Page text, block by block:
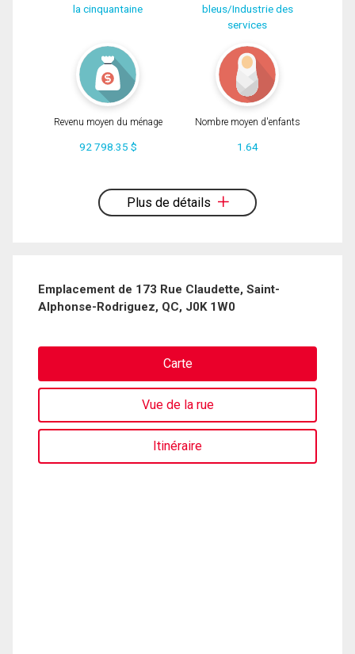
En cliquant sur le bouton « soumettre », vous consentez à nos conditions
la cinquantaine
bleus/Industrie des
services
Revenu moyen du ménage
92 798.35 $
Nombre moyen d'enfants
1.64
Plus de détails
Emplacement de 173 Rue Claudette, Saint-
Alphonse-Rodriguez, QC, J0K 1W0
Carte
Vue de la rue
Itinéraire